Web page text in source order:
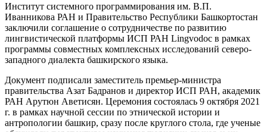
Институт системного программирования им. В.П.
Иванникова РАН и Правительство Республики Башкортостан
заключили соглашение о сотрудничестве по развитию
лингвистической платформы ИСП РАН Lingvodoc в рамках
программы совместных комплексных исследований северо-
западного диалекта башкирского языка.
Документ подписали заместитель премьер-министра
правительства Азат Бадранов и директор ИСП РАН, академик
РАН Арутюн Аветисян. Церемония состоялась 9 октября 2021
г. в рамках научной сессии по этнической истории и
антропологии башкир, сразу после круглого стола, где ученые